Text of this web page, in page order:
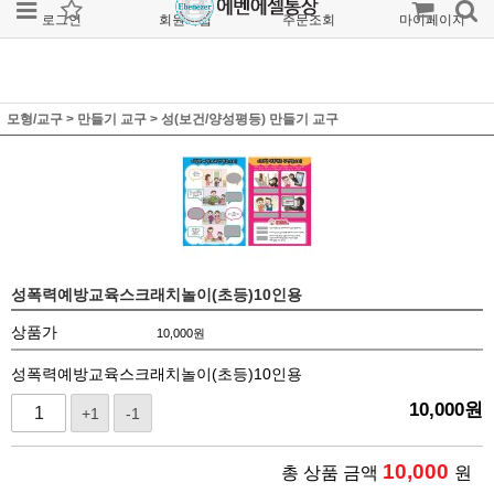
로그인 회원가입 주문조회 마이페이지
모형/교구 > 만들기 교구 > 성(보건/양성평등) 만들기 교구
성폭력예방교육스크래치놀이(초등)10인용
상품가 10,000원
성폭력예방교육스크래치놀이(초등)10인용
+1 -1 10,000원
총 상품 금액 10,000 원